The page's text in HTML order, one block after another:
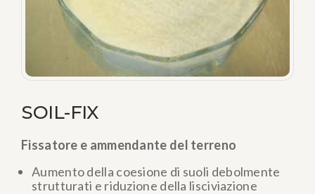
SOIL-FIX
Fissatore e ammendante del terreno
Aumento della coesione di suoli debolmente
strutturati e riduzione della lisciviazione